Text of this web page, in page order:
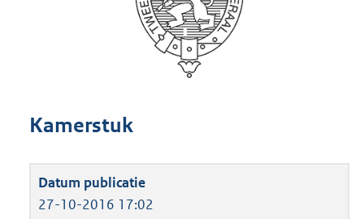
Kamerstuk
27-10-2016 17:02